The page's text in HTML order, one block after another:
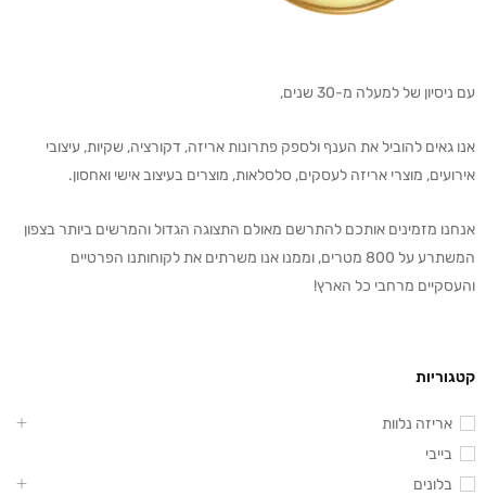
עם ניסיון של למעלה מ-30 שנים,
אנו גאים להוביל את הענף ולספק פתרונות אריזה, דקורציה, שקיות, עיצובי
אירועים, מוצרי אריזה לעסקים, סלסלאות, מוצרים בעיצוב אישי ואחסון.
אנחנו מזמינים אותכם להתרשם מאולם התצוגה הגדול והמרשים ביותר בצפון
המשתרע על 800 מטרים, וממנו אנו משרתים את לקוחותנו הפרטיים
והעסקיים מרחבי כל הארץ!
קטגוריות
אריזה נלוות
בייבי
בלונים